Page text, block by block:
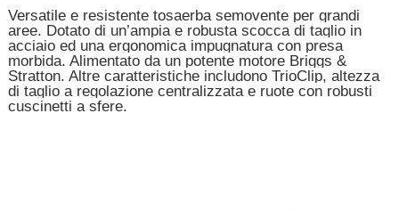
Versatile e resistente tosaerba semovente per grandi
aree. Dotato di un’ampia e robusta scocca di taglio in
acciaio ed una ergonomica impugnatura con presa
morbida. Alimentato da un potente motore Briggs &
Stratton. Altre caratteristiche includono TrioClip, altezza
di taglio a regolazione centralizzata e ruote con robusti
cuscinetti a sfere.